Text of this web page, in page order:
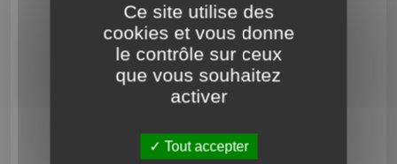
Ce site utilise des
cookies et vous donne
le contrôle sur ceux
que vous souhaitez
activer
Tout accepter